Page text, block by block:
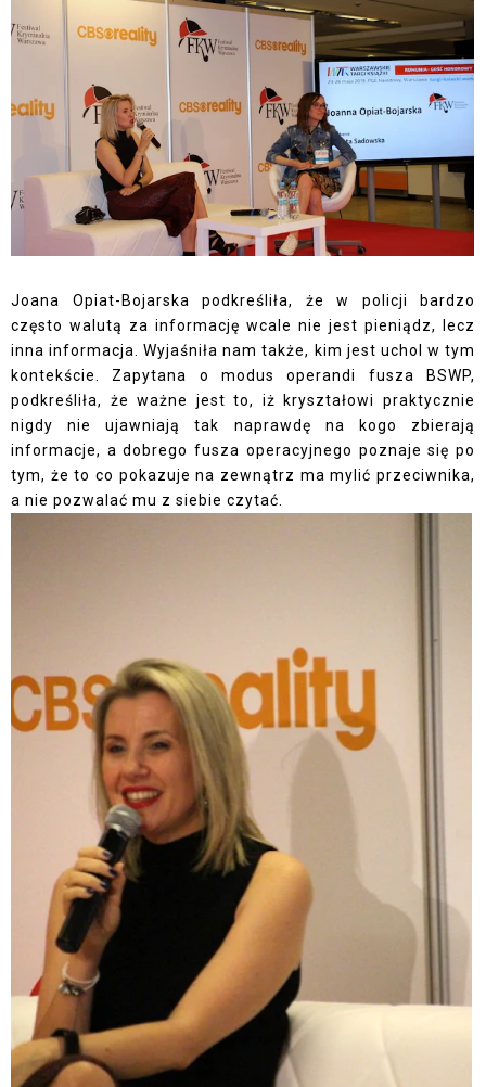
Joana Opiat-Bojarska podkreśliła, że w policji bardzo
często walutą za informację wcale nie jest pieniądz, lecz
inna informacja. Wyjaśniła nam także, kim jest uchol w tym
kontekście. Zapytana o modus operandi fusza BSWP,
podkreśliła, że ważne jest to, iż kryształowi praktycznie
nigdy nie ujawniają tak naprawdę na kogo zbierają
informacje, a dobrego fusza operacyjnego poznaje się po
tym, że to co pokazuje na zewnątrz ma mylić przeciwnika,
a nie pozwalać mu z siebie czytać.